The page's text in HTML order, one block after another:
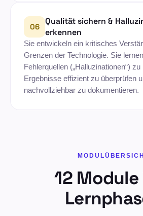
06
Qualität sichern &
erkennen
Sie entwickeln ein kritisches
Grenzen der Technologie. Sie
Fehlerquellen („Halluzinationen“)
Ergebnisse effizient zu überprüfen
nachvollziehbar zu dokumentieren.
12